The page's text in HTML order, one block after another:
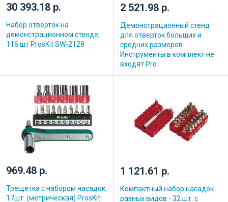
30 393.18 р.
Набор отверток на
демонстрационном стенде,
116 шт ProsKit SW-2128
2 521.98 р.
Демонстрационный стенд
для отверток больших и
средних размеров.
Инструменты в комплект не
входят Pro
969.48 р.
Трещетка с набором насадок,
17шт. (метрическая) ProsKit
1 121.61 р.
Компактный набор насадок
разных видов - 32 шт. с